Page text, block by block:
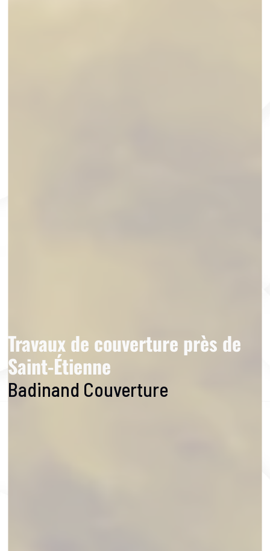
Travaux de couverture près de
Saint-Étienne
Badinand Couverture